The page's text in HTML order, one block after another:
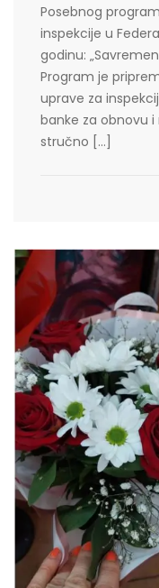
Posebnog
inspekcije u
godinu:
Program je
uprave za
banke za obnovu i
stručno […]